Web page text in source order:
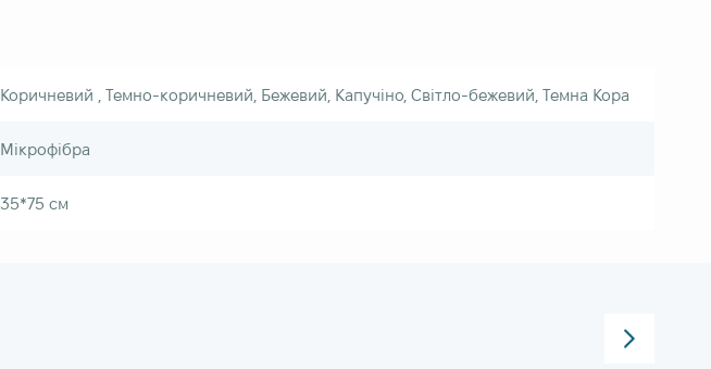
Коричневий , Темно-коричневий, Бежевий, Капучіно, Світло-бежевий, Темна Кора
Мікрофібра
35*75 см